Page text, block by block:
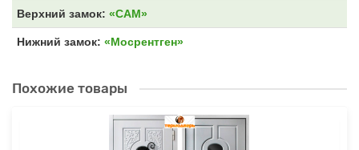
Верхний замок: «САМ»
Нижний замок: «Мосрентген»
Похожие товары